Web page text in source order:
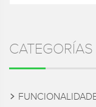
CATEGORÍAS